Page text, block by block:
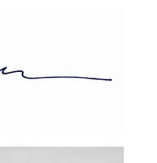
présider la
d’Haïti
avril 2010, avait lancé les
que c’est là que le Président
si son pays était sous
Préval aurait alors réalisé
d’un coup-fourré qui avait fait
Président américain.